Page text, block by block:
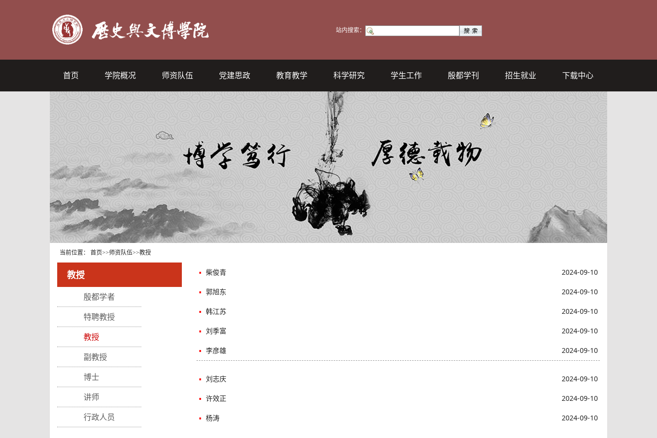
站内搜索：
首页 学院概况 师资队伍 党建思政 教育教学 科学研究 学生工作 殷都学刊 招生就业 下载中心
当前位置： 首页>>师资队伍>>教授
教授
殷都学者
特聘教授
教授
副教授
博士
讲师
行政人员
▪ 柴俊青 2024-09-10
▪ 郭旭东 2024-09-10
▪ 韩江苏 2024-09-10
▪ 刘季富 2024-09-10
▪ 李彦雄 2024-09-10
▪ 刘志庆 2024-09-10
▪ 许效正 2024-09-10
▪ 杨涛 2024-09-10